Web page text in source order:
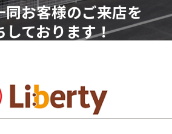
お客様のご来店を
しております！